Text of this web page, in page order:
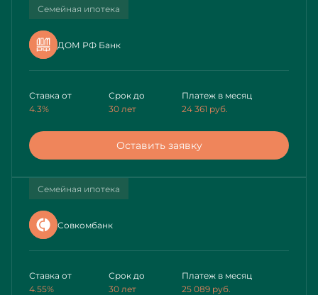
Семейная ипотека
ДОМ РФ Банк
Ставка от
4.3%
Срок до
30 лет
Платеж в месяц
24 361 руб.
Оставить заявку
Семейная ипотека
Совкомбанк
Ставка от
4.55%
Срок до
30 лет
Платеж в месяц
25 089 руб.